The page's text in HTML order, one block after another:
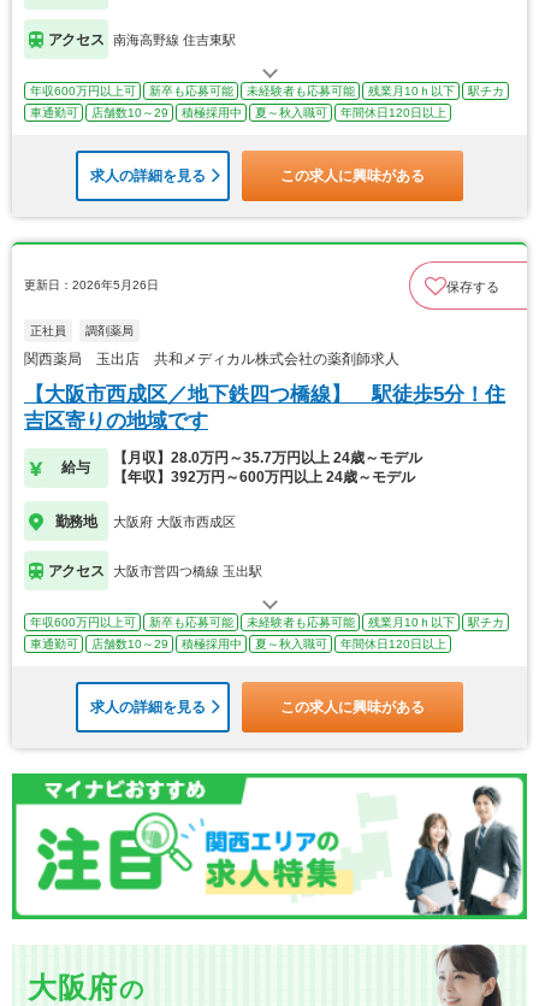
アクセス 南海高野線 住吉東駅
年収600万円以上可 新卒も応募可能 未経験者も応募可能 残業月10ｈ以下
駅チカ
車通勤可
店舗数10～29 積極採用中 夏～秋入職可 年間休日120日以上
求人の詳細を見る この求人に興味がある
更新日：2026年5月26日 保存する
正社員 調剤薬局
関西薬局 玉出店 共和メディカル株式会社の薬剤師求人
【大阪市西成区／地下鉄四つ橋線】 駅徒歩5分！住
吉区寄りの地域です
給与
【月収】28.0万円～35.7万円以上 24歳～モデル
【年収】392万円～600万円以上 24歳～モデル
勤務地 大阪府 大阪市西成区
アクセス 大阪市営四つ橋線 玉出駅
年収600万円以上可 新卒も応募可能 未経験者も応募可能 残業月10ｈ以下
駅チカ
車通勤可
店舗数10～29 積極採用中 夏～秋入職可 年間休日120日以上
求人の詳細を見る この求人に興味がある
大阪府の